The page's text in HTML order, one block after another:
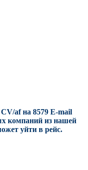
af на 8579 E-mail
компаний из нашей
уйти в рейс.